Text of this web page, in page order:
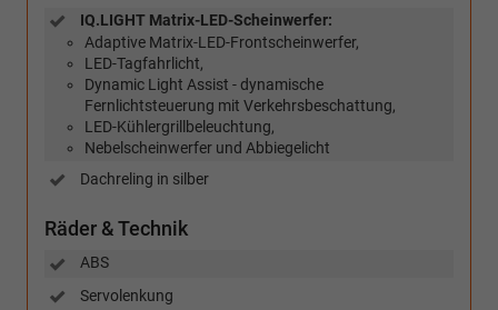
IQ.LIGHT Matrix-LED-Scheinwerfer:
Adaptive Matrix-LED-Frontscheinwerfer,
LED-Tagfahrlicht,
Dynamic Light Assist - dynamische
Fernlichtsteuerung mit Verkehrsbeschattung,
LED-Kühlergrillbeleuchtung,
Nebelscheinwerfer und Abbiegelicht
Dachreling in silber
Räder & Technik
ABS
Servolenkung